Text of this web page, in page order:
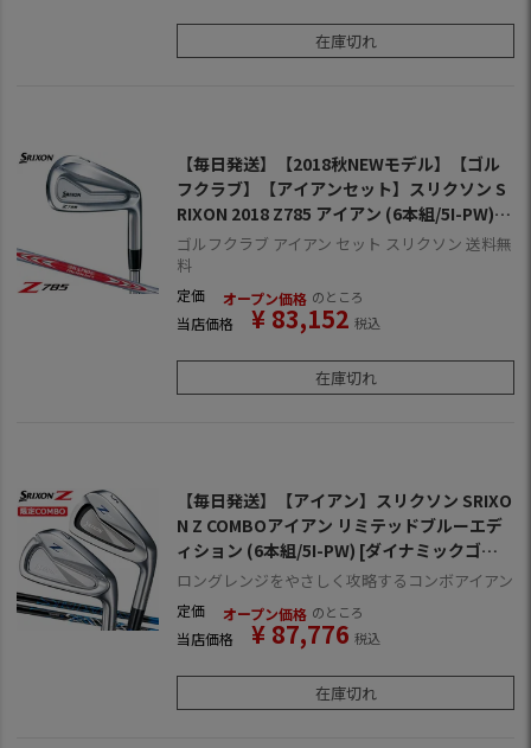
在庫切れ
【毎日発送】【2018秋NEWモデル】【ゴル
フクラブ】【アイアンセット】スリクソン S
RIXON 2018 Z785 アイアン (6本組/5I-PW)
[N.S.PRO MODUS3 TOUR120 スチールシャ
フト装着](日本正規品)【ZERO SRIXON】
【ゼロスリクソン】
ゴルフクラブ アイアン セット スリクソン 送料無
料
定価 オープン価格 のところ
当店価格 ¥ 83,152 税込
在庫切れ
【毎日発送】【アイアン】スリクソン SRIXO
N Z COMBOアイアン リミテッドブルーエデ
ィション (6本組/5I-PW) [ダイナミックゴー
ルド装着](日本正規品)
ロングレンジをやさしく攻略するコンボアイアン
定価 オープン価格 のところ
当店価格 ¥ 87,776 税込
在庫切れ